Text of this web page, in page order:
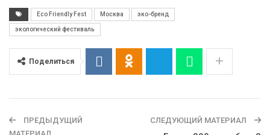
Eco Friendly Fest Москва эко-бренд
экологический фестиваль
Поделиться
ПРЕДЫДУЩИЙ
СЛЕДУЮЩИЙ МАТЕРИАЛ